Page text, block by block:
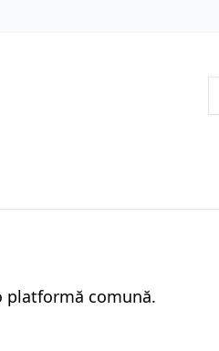
platformă comună.